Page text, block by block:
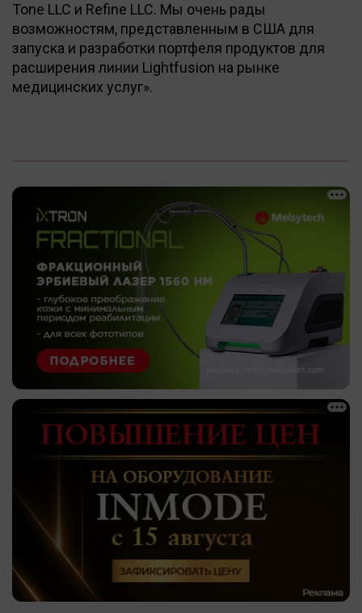
Tone LLC и Refine LLC. Мы очень рады
возможностям, представленным в США для
запуска и разработки портфеля продуктов для
расширения линии Lightfusion на рынке
медицинских услуг».